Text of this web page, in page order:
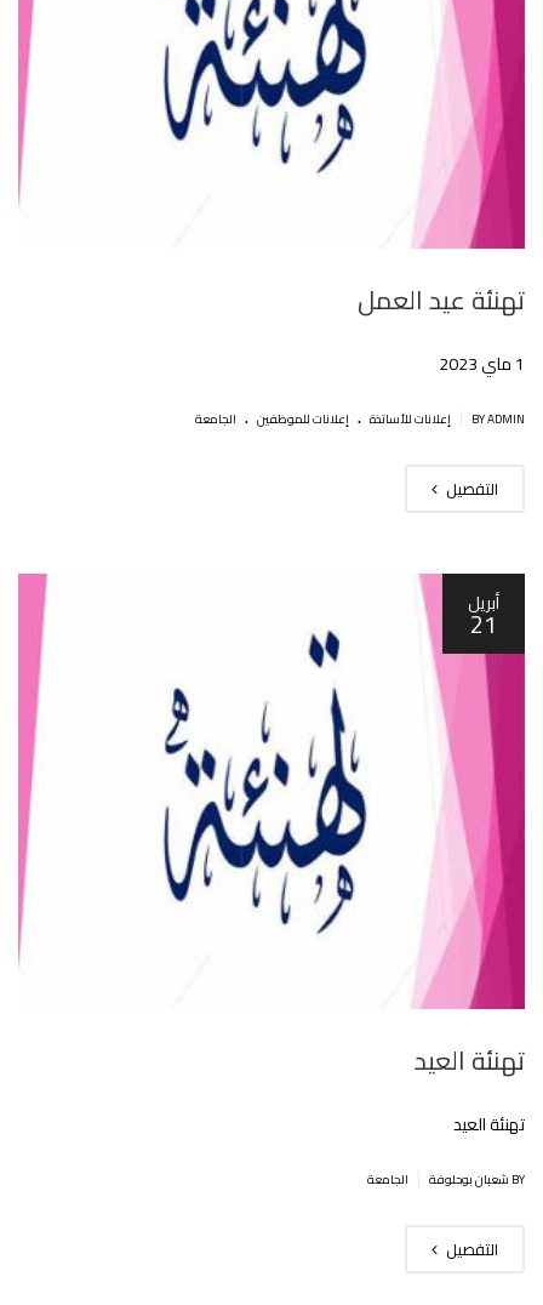
تهنئة عيد العمل
1 ماي 2023
BY ADMIN إعلانات للأساتذة . إعلانات للموظفين . الجامعة
التفصيل
أبريل
21
تهنئة العيد
تهنئة العيد
BY شعبان بوحلوفة الجامعة
التفصيل